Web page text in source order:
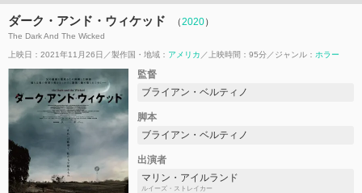
ダーク・アンド・ウィケッド （2020）
The Dark And The Wicked
上映日：2021年11月26日 製作国・地域： アメリカ 上映時間：95分 ジャンル： ホラー
監督
ブライアン・ベルティノ
脚本
ブライアン・ベルティノ
出演者
マリン・アイルランド
ルイーズ・ストレイカー